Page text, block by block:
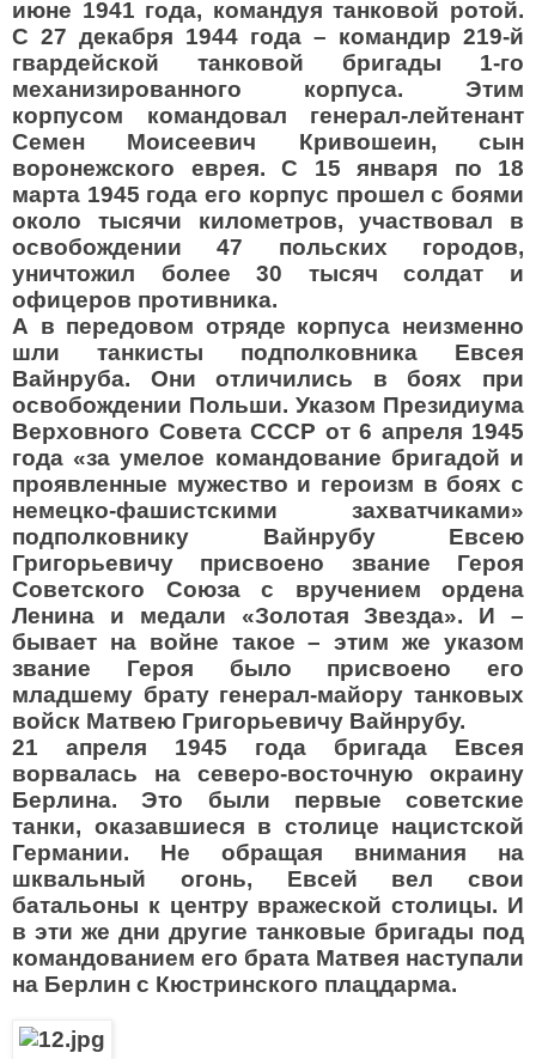
июне 1941 года, командуя танковой ротой.
С 27 декабря 1944 года – командир 219-й
гвардейской танковой бригады 1-го
механизированного корпуса. Этим
корпусом командовал генерал-лейтенант
Семен Моисеевич Кривошеин, сын
воронежского еврея. С 15 января по 18
марта 1945 года его корпус прошел с боями
около тысячи километров, участвовал в
освобождении 47 польских городов,
уничтожил более 30 тысяч солдат и
офицеров противника.
А в передовом отряде корпуса неизменно
шли танкисты подполковника Евсея
Вайнруба. Они отличились в боях при
освобождении Польши. Указом Президиума
Верховного Совета СССР от 6 апреля 1945
года «за умелое командование бригадой и
проявленные мужество и героизм в боях с
немецко-фашистскими захватчиками»
подполковнику Вайнрубу Евсею
Григорьевичу присвоено звание Героя
Советского Союза с вручением ордена
Ленина и медали «Золотая Звезда». И –
бывает на войне такое – этим же указом
звание Героя было присвоено его
младшему брату генерал-майору танковых
войск Матвею Григорьевичу Вайнрубу.
21 апреля 1945 года бригада Евсея
ворвалась на северо-восточную окраину
Берлина. Это были первые советские
танки, оказавшиеся в столице нацистской
Германии. Не обращая внимания на
шквальный огонь, Евсей вел свои
батальоны к центру вражеской столицы. И
в эти же дни другие танковые бригады под
командованием его брата Матвея наступали
на Берлин с Кюстринского плацдарма.